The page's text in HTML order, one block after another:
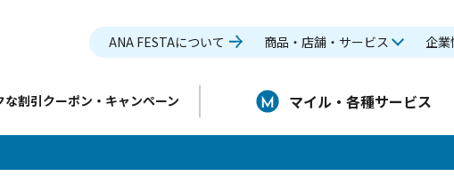
ANA FESTAについて 商品・店舗・サービス 企業
な割引クーポン・キャンペーン マイル・各種サービス